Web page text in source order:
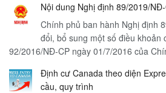
thời
gian
lý
tầm
Nội dung Nghị định 89/2019/
Chính phủ ban hành Nghị định
đổi, bổ sung một số điều khoản
92/2016/NĐ-CP ngày 01/7/2016 của
Định cư Canada theo diện
cầu, quy trình